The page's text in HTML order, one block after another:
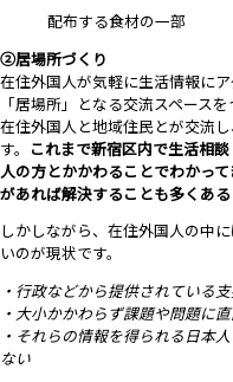
配布する食材の一部
②居場所づくり
在住外国人が気軽に生活情報に
「居場所」となる交流スペース
在住外国人と地域住民とが交流
す。 これまで新宿区内で生活相
人の方とかかわることでわかっ
があれば解決することも多くある
しかしながら、在住外国人の中
いのが現状です。
・行政などから提供されている
・大小かかわらず課題や問題に
・それらの情報を得られる日本
ない